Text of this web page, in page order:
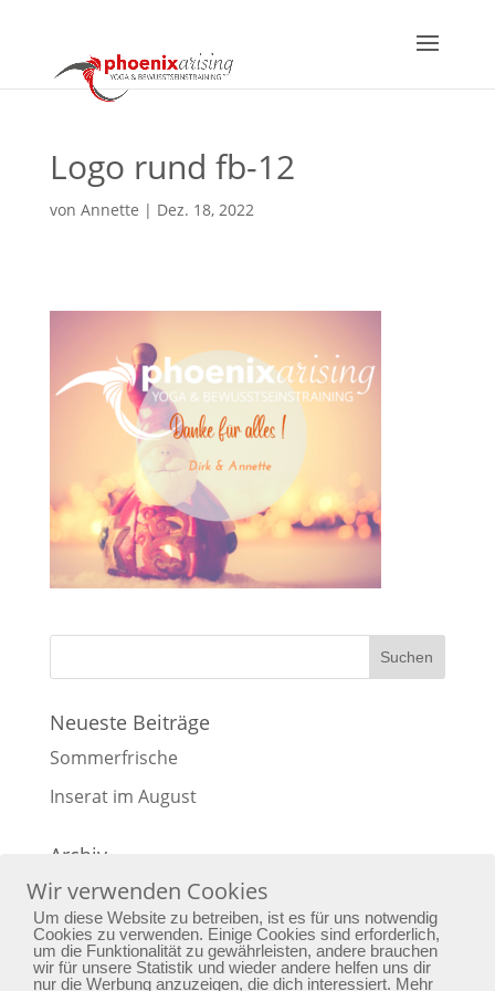
Logo rund fb-12
von Annette | Dez. 18, 2022
Neueste Beiträge
Sommerfrische
Inserat im August
Archiv
Archiv
Wir verwenden Cookies
Um diese Website zu betreiben, ist es für uns notwendig
Cookies zu verwenden. Einige Cookies sind erforderlich,
um die Funktionalität zu gewährleisten, andere brauchen
wir für unsere Statistik und wieder andere helfen uns dir
nur die Werbung anzuzeigen, die dich interessiert. Mehr